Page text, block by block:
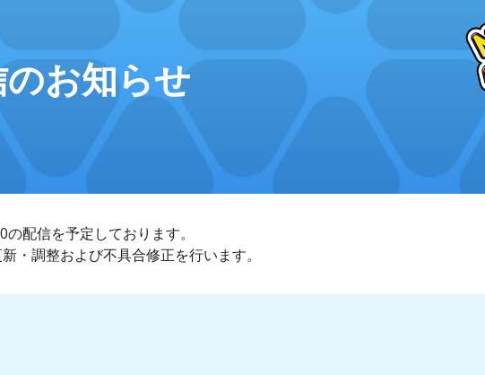
Skip to main content Skip to navigation
お知らせ
の配信を予定しております。
・調整および不具合修正を行います。